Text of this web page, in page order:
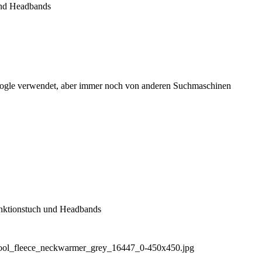
Headbands
verwendet, aber immer noch von anderen Suchmaschinen
und Headbands
450x450.jpg